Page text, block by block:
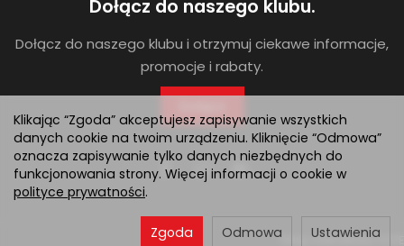
Dołącz do naszego klubu.
Dołącz do naszego klubu i otrzymuj ciekawe informacje,
promocje i rabaty.
Sklep internetowy SOTE
Klikając “Zgoda” akceptujesz zapisywanie wszystkich
danych cookie na twoim urządzeniu. Kliknięcie “Odmowa”
oznacza zapisywanie tylko danych niezbędnych do
funkcjonowania strony. Więcej informacji o cookie w
polityce prywatności.
Ustawienia
Odmowa
Zgoda